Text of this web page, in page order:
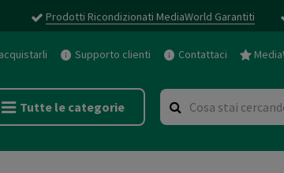
Prodotti Ricondizionati MediaWorld Garantiti
Supporto clienti Contattaci
Tutte le categorie